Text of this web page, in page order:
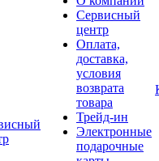
Сервисный
центр
Оплата,
доставка,
условия
возврата
товара
Трейд-ин
Электронные
подарочные